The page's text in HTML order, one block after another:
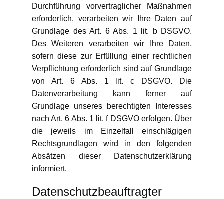
Durchführung vorvertraglicher Maßnahmen
erforderlich, verarbeiten wir Ihre Daten auf
Grundlage des Art. 6 Abs. 1 lit. b DSGVO.
Des Weiteren verarbeiten wir Ihre Daten,
sofern diese zur Erfüllung einer rechtlichen
Verpflichtung erforderlich sind auf Grundlage
von Art. 6 Abs. 1 lit. c DSGVO. Die
Datenverarbeitung kann ferner auf
Grundlage unseres berechtigten Interesses
nach Art. 6 Abs. 1 lit. f DSGVO erfolgen. Über
die jeweils im Einzelfall einschlägigen
Rechtsgrundlagen wird in den folgenden
Absätzen dieser Datenschutzerklärung
informiert.
Datenschutz­beauftragter